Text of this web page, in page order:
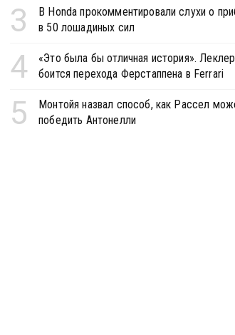
3
В Honda прокомментировали слухи о
в 50 лошадиных сил
4
«Это была бы отличная история».
боится перехода Ферстаппена в Ferrari
5
Монтойя назвал способ, как Рассел
победить Антонелли